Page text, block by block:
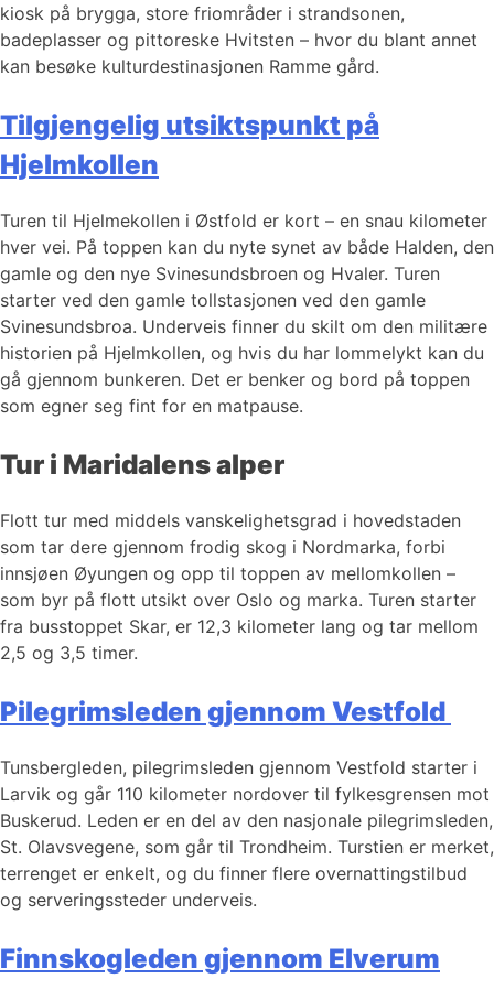
kiosk på brygga, store friområder i strandsonen,
badeplasser og pittoreske Hvitsten – hvor du blant annet
kan besøke kulturdestinasjonen Ramme gård.
Tilgjengelig utsiktspunkt på
Hjelmkollen
Turen til Hjelmekollen i Østfold er kort – en snau kilometer
hver vei. På toppen kan du nyte synet av både Halden, den
gamle og den nye Svinesundsbroen og Hvaler. Turen
starter ved den gamle tollstasjonen ved den gamle
Svinesundsbroa. Underveis finner du skilt om den militære
historien på Hjelmkollen, og hvis du har lommelykt kan du
gå gjennom bunkeren. Det er benker og bord på toppen
som egner seg fint for en matpause.
Tur i Maridalens alper
Flott tur med middels vanskelighetsgrad i hovedstaden
som tar dere gjennom frodig skog i Nordmarka, forbi
innsjøen Øyungen og opp til toppen av mellomkollen –
som byr på flott utsikt over Oslo og marka. Turen starter
fra busstoppet Skar, er 12,3 kilometer lang og tar mellom
2,5 og 3,5 timer.
Pilegrimsleden gjennom Vestfold
Tunsbergleden, pilegrimsleden gjennom Vestfold starter i
Larvik og går 110 kilometer nordover til fylkesgrensen mot
Buskerud. Leden er en del av den nasjonale pilegrimsleden,
St. Olavsvegene, som går til Trondheim. Turstien er merket,
terrenget er enkelt, og du finner flere overnattingstilbud
og serveringssteder underveis.
Finnskogleden gjennom Elverum